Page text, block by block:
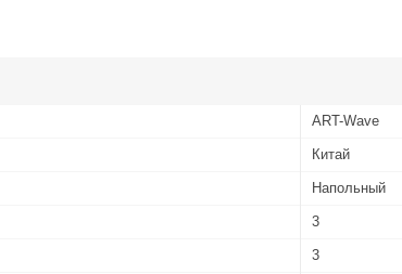
ART-Wave
Китай
Напольный
3
3